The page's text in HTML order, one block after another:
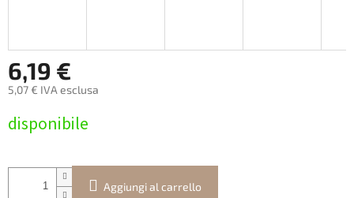
6,19 €
5,07 € IVA esclusa
della
disponibile
Aggiungi al carrello